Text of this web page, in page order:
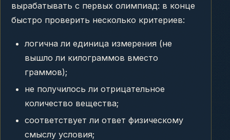
вырабатывать с первых олимпиад: в конце
быстро проверить несколько критериев:
логична ли единица измерения (не
вышло ли килограммов вместо
граммов);
не получилось ли отрицательное
количество вещества;
соответствует ли ответ физическому
смыслу условия;